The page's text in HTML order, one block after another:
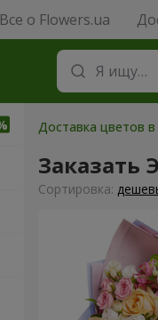
Все о Flowers.ua
Доставка цветов
Заказать
Cортировка: